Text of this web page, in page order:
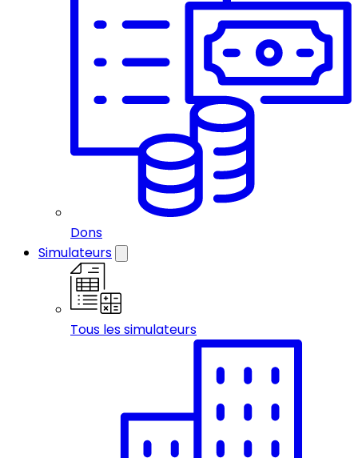
Dons
Simulateurs
Tous les simulateurs